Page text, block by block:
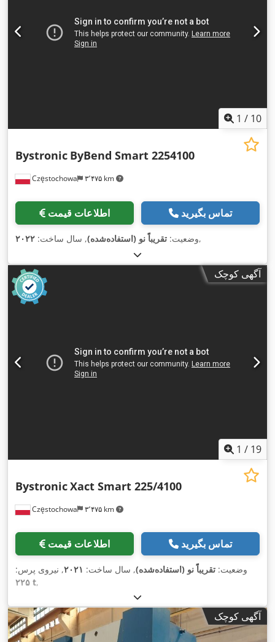
1 / 10
Częstochowa ۳٬۴۷۵ km
Bystronic ByBend Smart 2254100
اطلاعات قیمت تماس بگیرید
وضعیت: تقریباً نو (استفاده‌شده), سال ساخت: ۲۰۲۲ ,
آگهی کوچک
1 / 19
Częstochowa ۳٬۴۷۵ km
BystronicXact Smart 225/4100
اطلاعات قیمت تماس بگیرید
وضعیت: تقریباً نو (استفاده‌شده), سال ساخت: ۲۰۲۱, نیروی پرس:
۲۲۵ t,
آگهی کوچک